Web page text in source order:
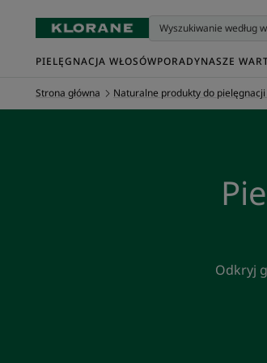
PIELĘGNACJA WŁOSÓWPORADYNASZE
Strona główna Naturalne produkty do pielęgnacji
Odkryj